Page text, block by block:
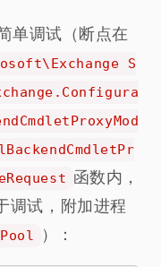
单调试（断点在
S
函数内，
调试，附加进程
）：